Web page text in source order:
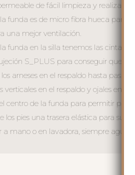
de fácil limpieza y realizado
funda es de micro fibra hueca para
una mejor ventilación.
funda en la silla tenemos las cintas
S_PLUS para conseguir que a
arneses en el respaldo hasta pasar
verticales en el respaldo y ojales en el
centro de la funda para permitir
los pies una trasera elástica para
a mano o en lavadora, siempre agua